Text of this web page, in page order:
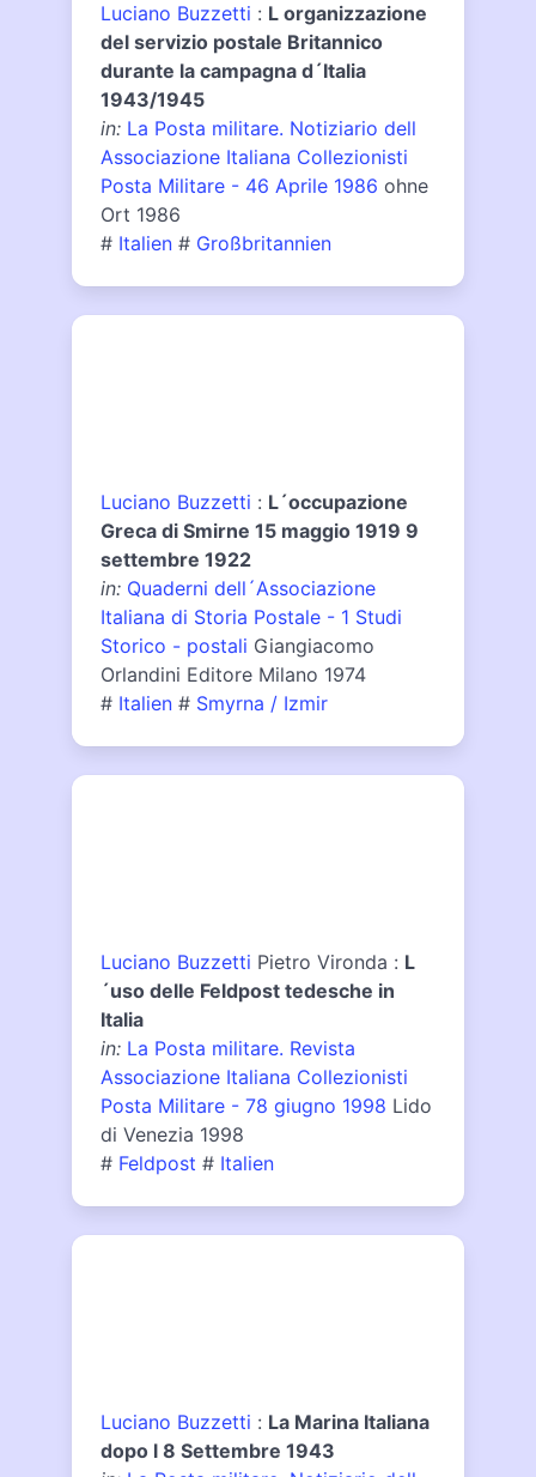
Luciano Buzzetti : L organizzazione
del servizio postale Britannico
durante la campagna d´Italia
1943/1945
in: La Posta militare. Notiziario dell
Associazione Italiana Collezionisti
Posta Militare - 46 Aprile 1986 ohne
Ort 1986
# Italien # Großbritannien
Luciano Buzzetti : L´occupazione
Greca di Smirne 15 maggio 1919 9
settembre 1922
in: Quaderni dell´Associazione
Italiana di Storia Postale - 1 Studi
Storico - postali Giangiacomo
Orlandini Editore Milano 1974
# Italien # Smyrna / Izmir
Luciano Buzzetti Pietro Vironda : L
´uso delle Feldpost tedesche in
Italia
in: La Posta militare. Revista
Associazione Italiana Collezionisti
Posta Militare - 78 giugno 1998 Lido
di Venezia 1998
# Feldpost # Italien
Luciano Buzzetti : La Marina Italiana
dopo l 8 Settembre 1943